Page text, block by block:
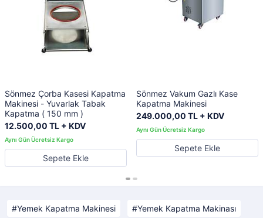
Sönmez Çorba Kasesi Kapatma
Makinesi - Yuvarlak Tabak
Kapatma ( 150 mm )
12.500,00 TL + KDV
Sepete Ekle
Sönmez Vakum Gazlı Kase
Kapatma Makinesi
249.000,00 TL + KDV
Sepete Ekle
Yemek Kapatma Makinesi Yemek Kapatma Makinası